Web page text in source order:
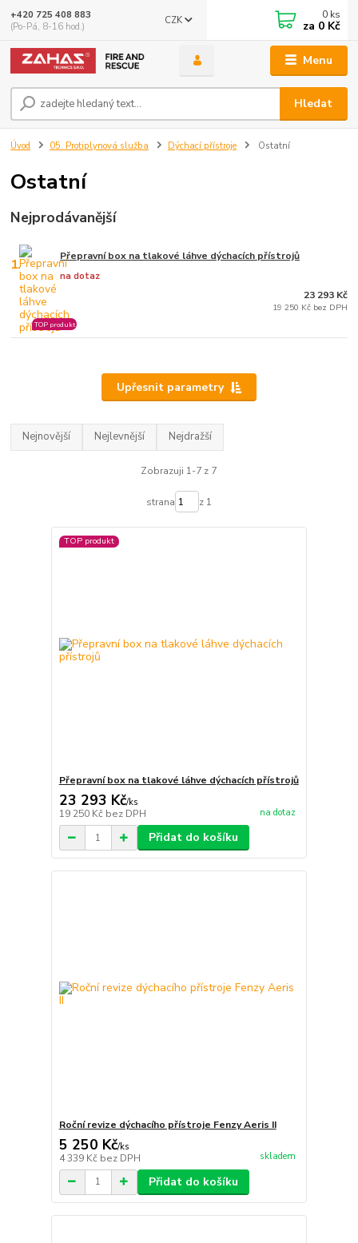
Menu
CZK
Hledat
+420 725 408 883
(Po-Pá, 8-16 hod.)
0 ks
za 0 Kč
Úvod 05. Protiplynová služba Dýchací přístroje Ostatní
Ostatní
Nejprodávanější
1. Přepravní box na tlakové láhve dýchacích přístrojů
na dotaz
TOP produkt
23 293 Kč
19 250 Kč bez DPH
Upřesnit parametry
Nejnovější Nejlevnější Nejdražší
Zobrazuji 1-7 z 7
strana z 1
TOP produkt
Přepravní box na tlakové láhve dýchacích přístrojů
23 293 Kč/ks
19 250 Kč bez DPH na dotaz
Přidat do košíku
Roční revize dýchacího přístroje Fenzy Aeris II
5 250 Kč/ks
4 339 Kč bez DPH skladem
Přidat do košíku